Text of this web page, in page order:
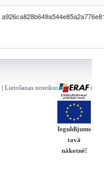
| Lietošanas noteikumi | Kontakti
Ieguldījums
tavā
nākotnē!